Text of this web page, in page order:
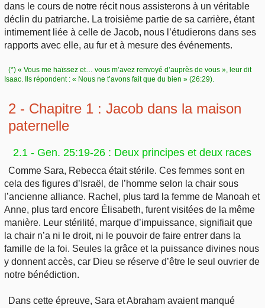
dans le cours de notre récit nous assisterons à un véritable
déclin du patriarche. La troisième partie de sa carrière, étant
intimement liée à celle de Jacob, nous l’étudierons dans ses
rapports avec elle, au fur et à mesure des événements.
(*) « Vous me haïssez et… vous m’avez renvoyé d’auprès de vous », leur dit
Isaac. Ils répondent : « Nous ne t’avons fait que du bien » (26:29).
2 - Chapitre 1 : Jacob dans la maison
paternelle
2.1 - Gen. 25:19-26 : Deux principes et deux races
Comme Sara, Rebecca était stérile. Ces femmes sont en
cela des figures d’Israël, de l’homme selon la chair sous
l’ancienne alliance. Rachel, plus tard la femme de Manoah et
Anne, plus tard encore Élisabeth, furent visitées de la même
manière. Leur stérilité, marque d’impuissance, signifiait que
la chair n’a ni le droit, ni le pouvoir de faire entrer dans la
famille de la foi. Seules la grâce et la puissance divines nous
y donnent accès, car Dieu se réserve d’être le seul ouvrier de
notre bénédiction.
Dans cette épreuve, Sara et Abraham avaient manqué